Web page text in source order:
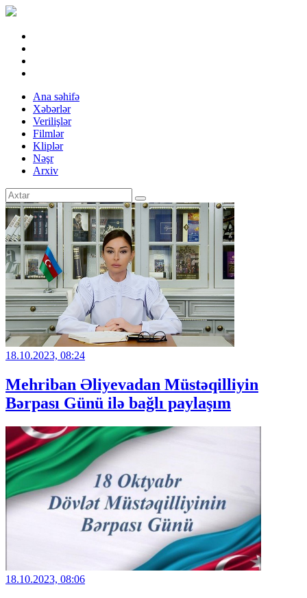
Ana səhifə
Xəbərlər
Verilişlər
Filmlər
Kliplər
Nəşr
Arxiv
18.10.2023, 08:24
Mehriban Əliyevadan Müstəqilliyin
Bərpası Günü ilə bağlı paylaşım
18.10.2023, 08:06